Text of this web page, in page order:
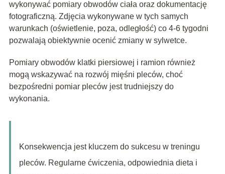
wykonywać pomiary obwodów ciała oraz dokumentację
fotograficzną. Zdjęcia wykonywane w tych samych
warunkach (oświetlenie, poza, odległość) co 4-6 tygodni
pozwalają obiektywnie ocenić zmiany w sylwetce.
Pomiary obwodów klatki piersiowej i ramion również
mogą wskazywać na rozwój mięśni pleców, choć
bezpośredni pomiar pleców jest trudniejszy do
wykonania.
Konsekwencja jest kluczem do sukcesu w treningu
pleców. Regularne ćwiczenia, odpowiednia dieta i